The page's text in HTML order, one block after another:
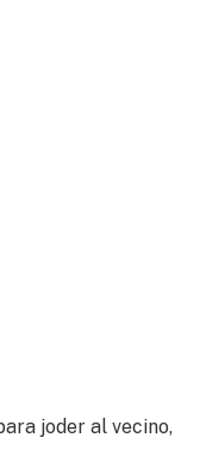
joder al vecino,